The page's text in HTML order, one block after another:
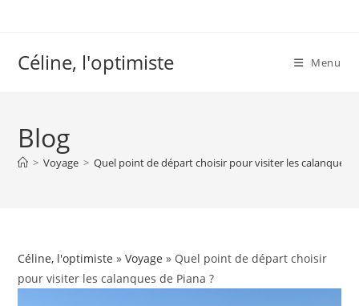
Céline, l'optimiste Menu
Blog
> Voyage > Quel point de départ choisir pour visiter les calanques
Céline, l'optimiste »Voyage » Quel point de départ choisir
pour visiter les calanques de Piana ?